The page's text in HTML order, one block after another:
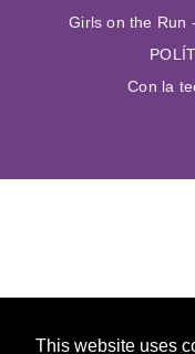
This website uses
Girls on the Run
Con la